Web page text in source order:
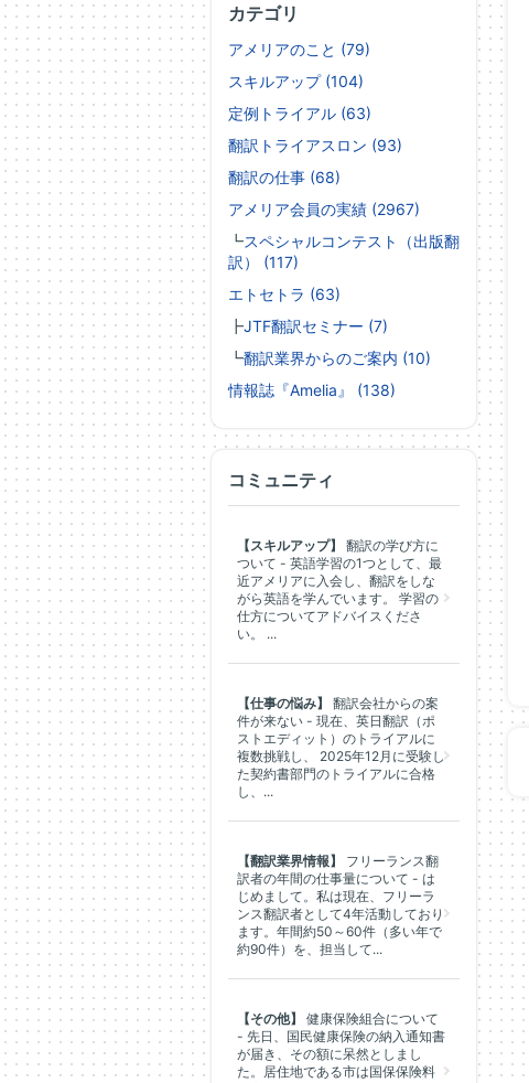
カテゴリ
アメリアのこと (79)
スキルアップ (104)
定例トライアル (63)
翻訳トライアスロン (93)
翻訳の仕事 (68)
アメリア会員の実績 (2967)
┗スペシャルコンテスト（出版翻
訳） (117)
エトセトラ (63)
┣JTF翻訳セミナー (7)
┗翻訳業界からのご案内 (10)
情報誌『Amelia』 (138)
コミュニティ
【スキルアップ】
翻訳の学び方に
ついて - 英語学習の1つとして、最
近アメリアに入会し、翻訳をしな
がら英語を学んでいます。 学習の
仕方についてアドバイスくださ
い。 ...
【仕事の悩み】
翻訳会社からの案
件が来ない - 現在、英日翻訳（ポ
ストエディット）のトライアルに
複数挑戦し、 2025年12月に受験し
た契約書部門のトライアルに合格
し、...
【翻訳業界情報】
フリーランス翻
訳者の年間の仕事量について - は
じめまして。私は現在、フリーラ
ンス翻訳者として4年活動しており
ます。年間約50～60件（多い年で
約90件）を、担当して...
【その他】
健康保険組合について
- 先日、国民健康保険の納入通知書
が届き、その額に呆然としまし
た。居住地である市は国保保険料